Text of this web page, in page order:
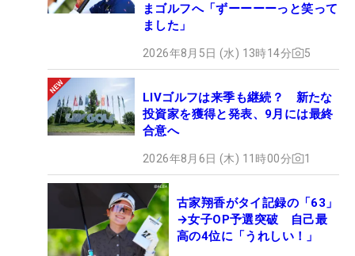
まゴルフへ「ずーーーーっと笑って
ました」
2026年8月5日 (水) 13時14分 5
LIVゴルフは来季も継続？ 新たな
投資家を獲得と発表、9月には最終
合意へ
2026年8月6日 (木) 11時00分 1
古家翔香がタイ記録の「63」
→女子OP予選突破 自己最
高の4位に「うれしい！」